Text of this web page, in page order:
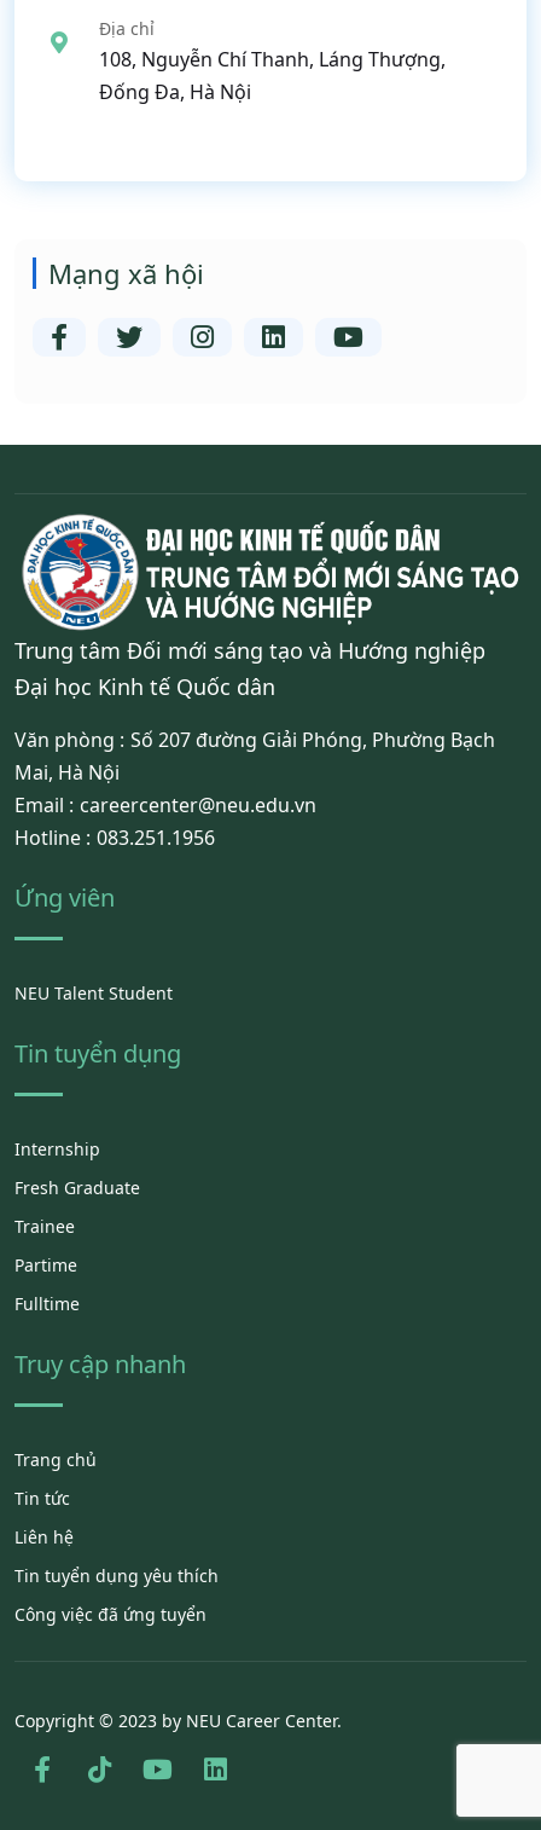
Địa chỉ
108, Nguyễn Chí Thanh, Láng Thượng,
Đống Đa, Hà Nội
Mạng xã hội
Trung tâm Đối mới sáng tạo và Hướng nghiệp
Đại học Kinh tế Quốc dân
Văn phòng : Số 207 đường Giải Phóng, Phường Bạch
Mai, Hà Nội
Email : careercenter@neu.edu.vn
Hotline : 083.251.1956
Ứng viên
NEU Talent Student
Tin tuyển dụng
Internship
Fresh Graduate
Trainee
Partime
Fulltime
Truy cập nhanh
Trang chủ
Tin tức
Liên hệ
Tin tuyển dụng yêu thích
Công việc đã ứng tuyển
Copyright © 2023 by NEU Career Center.